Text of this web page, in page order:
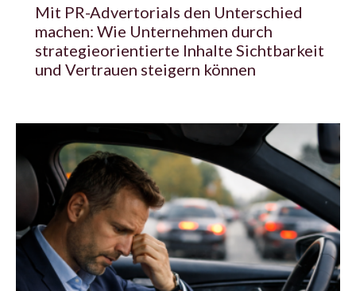
Mit PR-Advertorials den Unterschied
machen: Wie Unternehmen durch
strategieorientierte Inhalte Sichtbarkeit
und Vertrauen steigern können